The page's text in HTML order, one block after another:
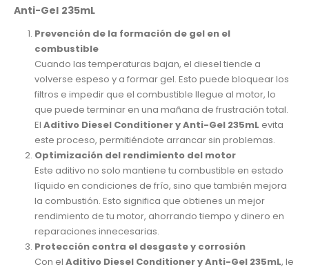
Anti-Gel 235mL
Prevención de la formación de gel en el
combustible
Cuando las temperaturas bajan, el diesel tiende a
volverse espeso y a formar gel. Esto puede bloquear los
filtros e impedir que el combustible llegue al motor, lo
que puede terminar en una mañana de frustración total.
El Aditivo Diesel Conditioner y Anti-Gel 235mL evita
este proceso, permitiéndote arrancar sin problemas.
Optimización del rendimiento del motor
Este aditivo no solo mantiene tu combustible en estado
líquido en condiciones de frío, sino que también mejora
la combustión. Esto significa que obtienes un mejor
rendimiento de tu motor, ahorrando tiempo y dinero en
reparaciones innecesarias.
Protección contra el desgaste y corrosión
Con el Aditivo Diesel Conditioner y Anti-Gel 235mL, le